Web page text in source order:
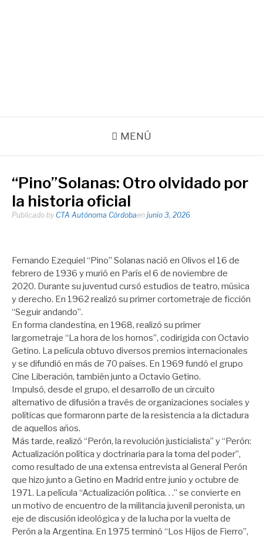
MENÚ
“Pino”Solanas: Otro olvidado por
la historia oficial
Publicado by CTA Autónoma Córdobaen junio 3, 2026
Fernando Ezequiel “Pino” Solanas nació en Olivos el 16 de
febrero de 1936 y murió en París el 6 de noviembre de
2020. Durante su juventud cursó estudios de teatro, música
y derecho. En 1962 realizó su primer cortometraje de ficción
“Seguir andando”.
En forma clandestina, en 1968, realizó su primer
largometraje “La hora de los hornos”, codirigida con Octavio
Getino. La película obtuvo diversos premios internacionales
y se difundió en más de 70 países. En 1969 fundó el grupo
Cine Liberación, también junto a Octavio Getino.
Impulsó, desde el grupo, el desarrollo de un circuito
alternativo de difusión a través de organizaciones sociales y
políticas que formaronn parte de la resistencia a la dictadura
de aquellos años.
Más tarde, realizó “Perón, la revolución justicialista” y “Perón:
Actualización política y doctrinaria para la toma del poder”,
como resultado de una extensa entrevista al General Perón
que hizo junto a Getino en Madrid entre junio y octubre de
1971. La película “Actualización política. . .” se convierte en
un motivo de encuentro de la militancia juvenil peronista, un
eje de discusión ideológica y de la lucha por la vuelta de
Perón a la Argentina. En 1975 terminó “Los Hijos de Fierro”,